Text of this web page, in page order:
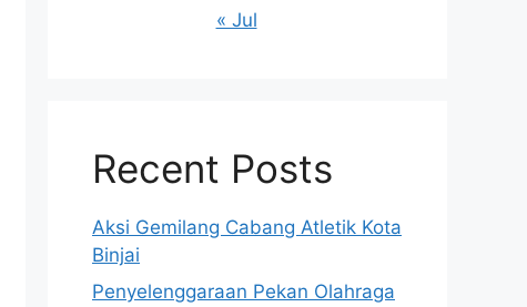
« Jul
Recent Posts
Aksi Gemilang Cabang Atletik Kota
Binjai
Penyelenggaraan Pekan Olahraga